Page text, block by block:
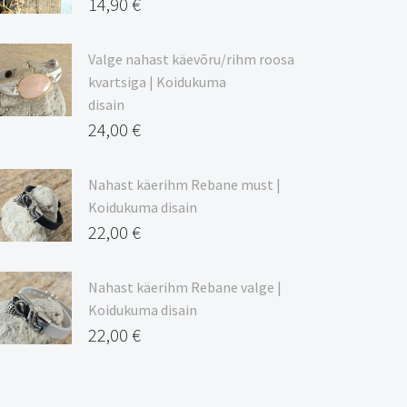
Valge nahast käevõru/rihm roosa
kvartsiga | Koidukuma
disain
24,00 €
Nahast käerihm Rebane must |
Koidukuma disain
22,00 €
Nahast käerihm Rebane valge |
Koidukuma disain
22,00 €